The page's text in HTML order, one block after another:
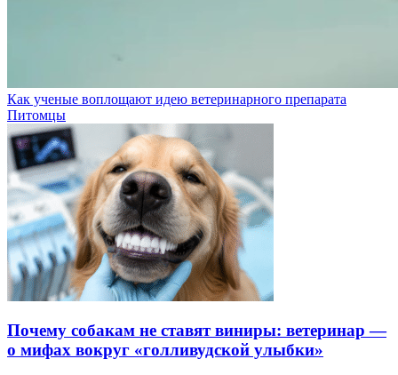
Как ученые воплощают идею ветеринарного препарата
Питомцы
Почему собакам не ставят виниры: ветеринар —
о мифах вокруг «голливудской улыбки»